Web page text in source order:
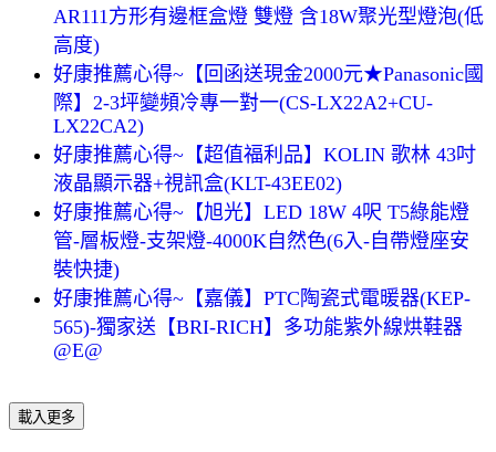
AR111方形有邊框盒燈 雙燈 含18W聚光型燈泡(低
高度)
好康推薦心得~【回函送現金2000元★Panasonic國
際】2-3坪變頻冷專一對一(CS-LX22A2+CU-
LX22CA2)
好康推薦心得~【超值福利品】KOLIN 歌林 43吋
液晶顯示器+視訊盒(KLT-43EE02)
好康推薦心得~【旭光】LED 18W 4呎 T5綠能燈
管-層板燈-支架燈-4000K自然色(6入-自帶燈座安
裝快捷)
好康推薦心得~【嘉儀】PTC陶瓷式電暖器(KEP-
565)-獨家送【BRI-RICH】多功能紫外線烘鞋器
@E@
載入更多